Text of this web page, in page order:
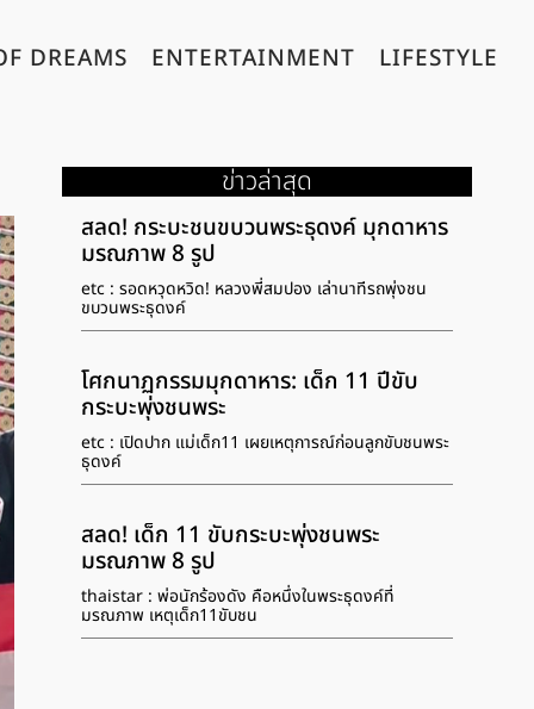
DREAMS ENTERTAINMENT LIFESTYLE
ข่าวล่าสุด
สลด! กระบะชนขบวนพระธุดงค์ มุกดาหาร
มรณภาพ 8 รูป
etc : รอดหวุดหวิด! หลวงพี่สมปอง เล่านาทีรถพุ่งชน
ขบวนพระธุดงค์
โศกนาฏกรรมมุกดาหาร: เด็ก 11 ปีขับ
กระบะพุ่งชนพระ
etc : เปิดปาก แม่เด็ก11 เผยเหตุการณ์ก่อนลูกขับชนพระ
ธุดงค์
สลด! เด็ก 11 ขับกระบะพุ่งชนพระ
มรณภาพ 8 รูป
thaistar : พ่อนักร้องดัง คือหนึ่งในพระธุดงค์ที่
มรณภาพ เหตุเด็ก11ขับชน